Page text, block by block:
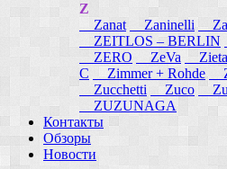
Z
Zanat
Zaninelli
ZEITLOS – BERLIN
ZERO
ZeVa Zieta
C
Zimmer + Rohde
Zucchetti
Zuco
ZUZUNAGA
Контакты
Обзоры
Новости